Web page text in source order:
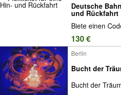
Deutsche
und Rückfahrt
Biete einen
130 €
Berlin
Bucht der
Bucht der